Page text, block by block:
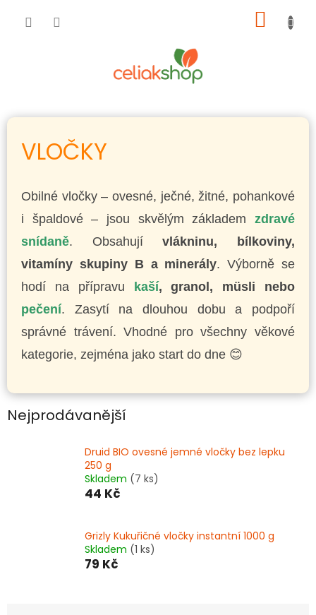
KOŠÍK
VLOČKY
Obilné vločky – ovesné, ječné, žitné, pohankové
i špaldové – jsou skvělým základem zdravé
snídaně. Obsahujívlákninu, bílkoviny,
vitamíny skupiny B a minerály. Výborně se
hodí na přípravu kaší, granol, müsli nebo
pečení. Zasytí na dlouhou dobu a podpoří
správné trávení. Vhodné pro všechny věkové
kategorie, zejména jako start do dne 😊
Nejprodávanější
Druid BIO ovesné jemné vločky bez lepku
250 g
Skladem (7 ks)
44 Kč
Grizly Kukuřičné vločky instantní 1000 g
Skladem (1 ks)
79 Kč